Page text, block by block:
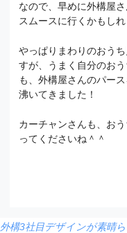
なので、早めに外構屋
スムースに行くかもしれ
やっぱりまわりのおう
すが、うまく自分のお
も、外構屋さんのパー
沸いてきました！
カーチャンさんも、お
ってくださいね＾＾
外構3社目デザインが素晴